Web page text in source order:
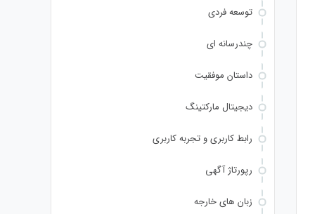
توسعه فردی
چندرسانه ای
داستان موفقیت
دیجیتال مارکتینگ
رابط کاربری و تجربه کاربری
رپورتاژ آگهی
زبان های خارجه